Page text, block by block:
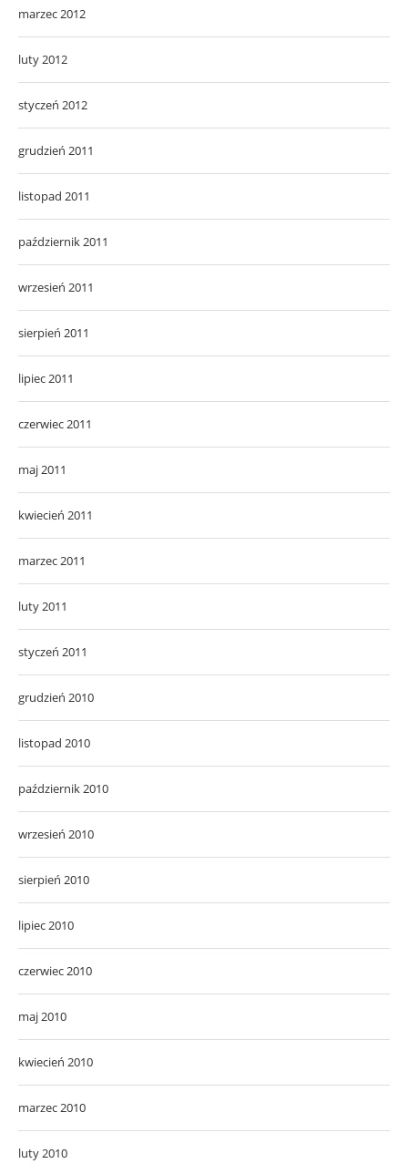
marzec 2012
luty 2012
styczeń 2012
grudzień 2011
listopad 2011
październik 2011
wrzesień 2011
sierpień 2011
lipiec 2011
czerwiec 2011
maj 2011
kwiecień 2011
marzec 2011
luty 2011
styczeń 2011
grudzień 2010
listopad 2010
październik 2010
wrzesień 2010
sierpień 2010
lipiec 2010
czerwiec 2010
maj 2010
kwiecień 2010
marzec 2010
luty 2010